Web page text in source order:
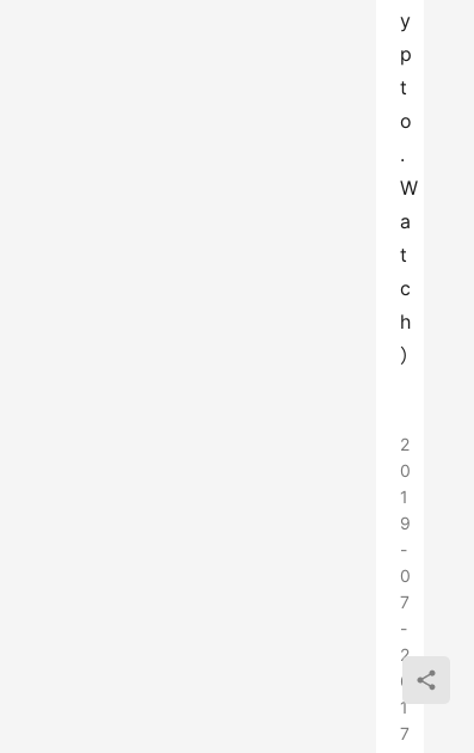
y
p
t
o
.
W
a
t
c
h
）
2
0
1
9
-
0
7
-
2
6
1
7